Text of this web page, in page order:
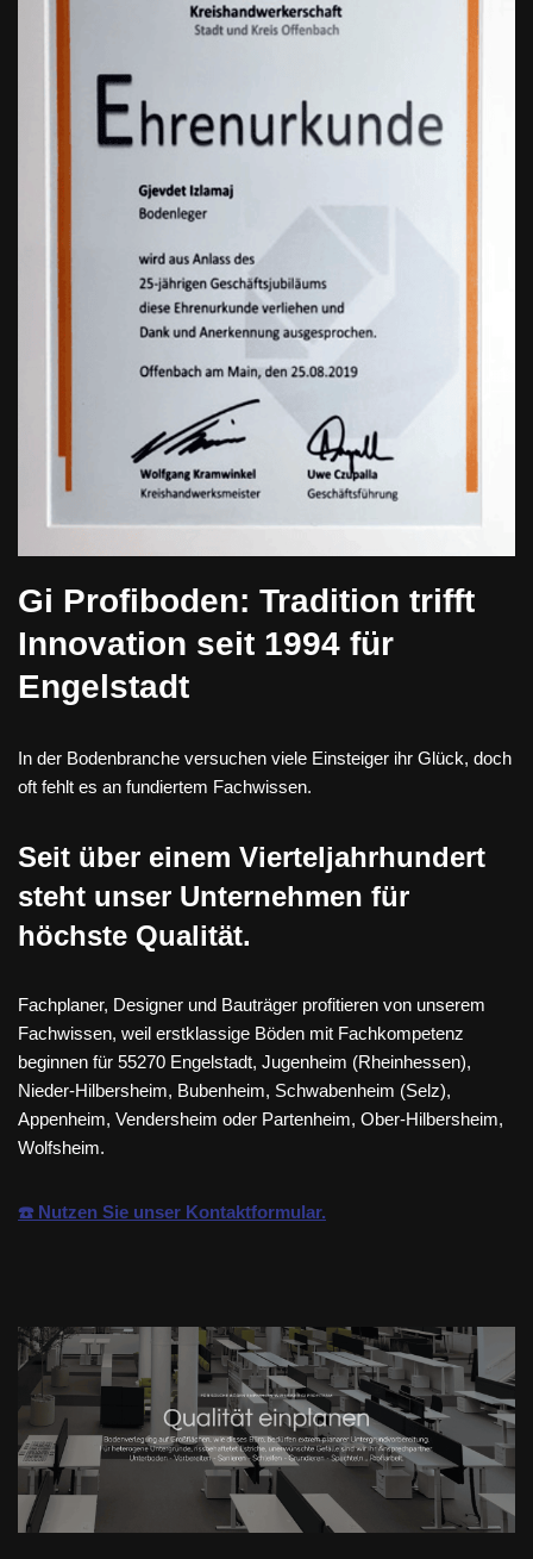
Gi Profiboden: Tradition trifft
Innovation seit 1994 für
Engelstadt
In der Bodenbranche versuchen viele Einsteiger ihr Glück, doch
oft fehlt es an fundiertem Fachwissen.
Seit über einem Vierteljahrhundert
steht unser Unternehmen für
höchste Qualität.
Fachplaner, Designer und Bauträger profitieren von unserem
Fachwissen, weil erstklassige Böden mit Fachkompetenz
beginnen für 55270 Engelstadt, Jugenheim (Rheinhessen),
Nieder-Hilbersheim, Bubenheim, Schwabenheim (Selz),
Appenheim, Vendersheim oder Partenheim, Ober-Hilbersheim,
Wolfsheim.
☎️ Nutzen Sie unser Kontaktformular.